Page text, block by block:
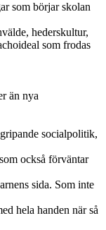
som börjar skolan
hederskultur,
som frodas
än nya
socialpolitik,
också förväntar
sida. Som inte
hela handen när så